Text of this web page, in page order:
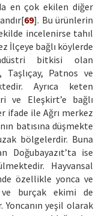
en çok ekilen diğer
69]. Bu ürünlerin
incelenirse tahıl
İlçeye bağlı köylerde
bitkisi olan
Taşlıçay, Patnos ve
Ayrıca keten
ve Eleşkirt’e bağlı
ifade ile Ağrı merkez
batısına düşmekte
bölgelerdir. Buna
Doğubayazıt’ta ise
Hayvansal
özellikle yonca ve
burçak ekimi de
Yoncanın yeşil olarak